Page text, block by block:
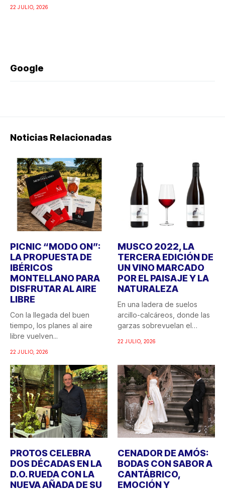
22 JULIO, 2026
Google
Noticias Relacionadas
PICNIC “MODO ON”:
LA PROPUESTA DE
IBÉRICOS
MONTELLANO PARA
DISFRUTAR AL AIRE
LIBRE
Con la llegada del buen
tiempo, los planes al aire
libre vuelven...
22 JULIO, 2026
MUSCO 2022, LA
TERCERA EDICIÓN DE
UN VINO MARCADO
POR EL PAISAJE Y LA
NATURALEZA
En una ladera de suelos
arcillo-calcáreos, donde las
garzas sobrevuelan el
22 JULIO, 2026
PROTOS CELEBRA
DOS DÉCADAS EN LA
D.O. RUEDA CON LA
NUEVA AÑADA DE SU
CENADOR DE AMÓS:
BODAS CON SABOR A
CANTÁBRICO,
EMOCIÓN Y